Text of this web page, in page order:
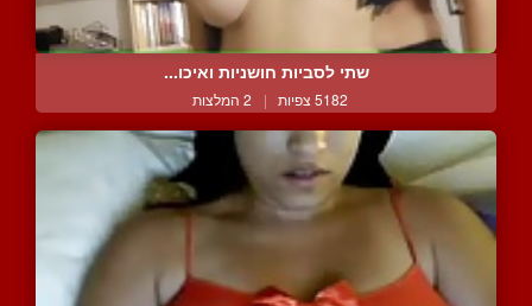
שתי לסביות חושניות ואיכו...
5182 צפיות | 2 המלצות